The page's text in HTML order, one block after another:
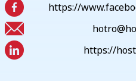
https://
https://